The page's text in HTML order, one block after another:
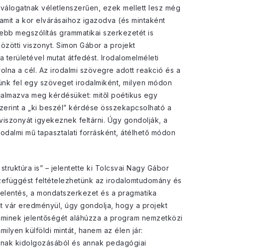
véletlenszerűen, ezek mellett lesz még
a kor elvárásaihoz igazodva (és mintaként
megszólítás grammatikai szerkezetét is
viszonyt. Simon Gábor a projekt
területével mutat átfedést. Irodalomelméleti
a cél. Az irodalmi szövegre adott reakció és a
fel egy szöveget irodalmiként, milyen módon
meg kérdésüket: mitől poétikus egy
a „ki beszél” kérdése összekapcsolható a
igyekeznek feltárni. Úgy gondolják, a
mű tapasztalati forrásként, átélhető módon
is” – jelentette ki Tolcsvai Nagy Gábor
feltételezhetünk az irodalomtudomány és
a mondatszerkezet és a pragmatika
vár eredményül, úgy gondolja, hogy a projekt
jelentőségét aláhúzza a program nemzetközi
külföldi mintát, hanem az élen jár:
kidolgozásából és annak pedagógiai